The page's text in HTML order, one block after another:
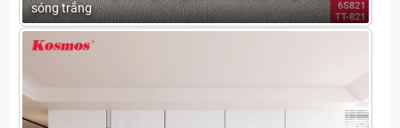
sóng trắng